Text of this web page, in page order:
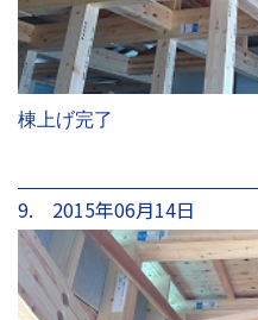
棟上げ完了
9. 2015年06月14日